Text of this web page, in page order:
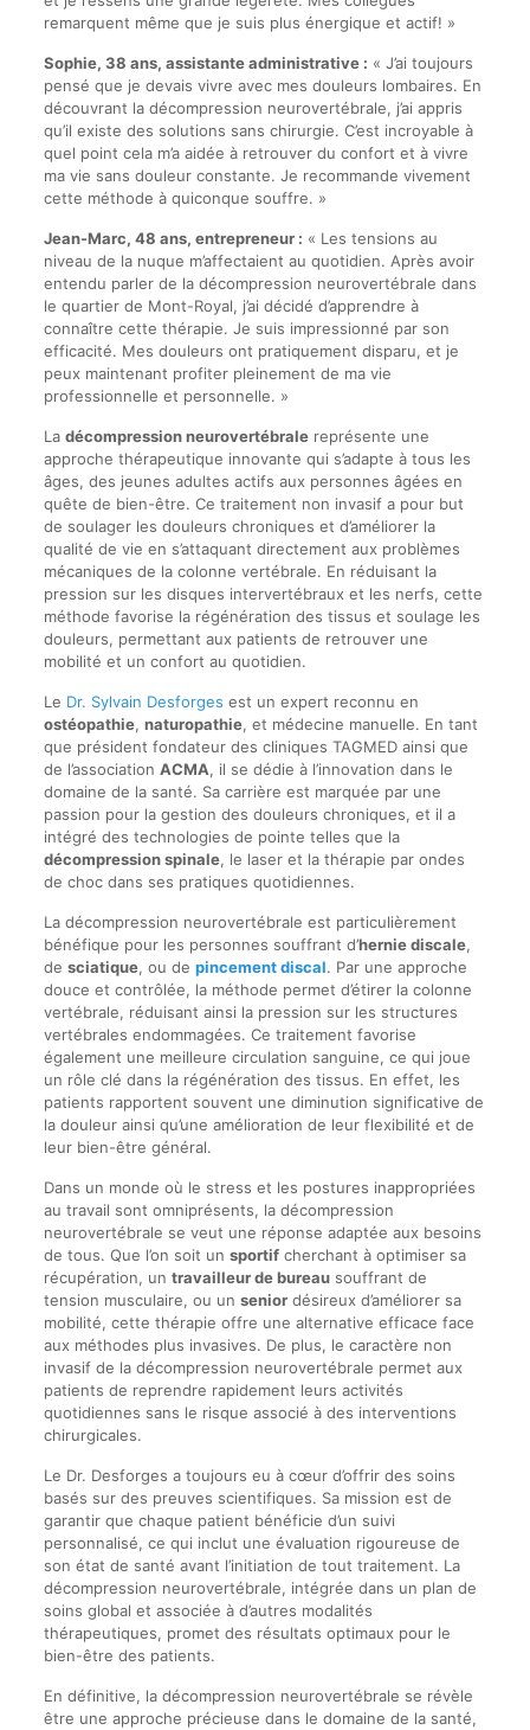
remarquent même que je suis plus énergique et actif! »
Sophie, 38 ans, assistante administrative : « J’ai toujours
pensé que je devais vivre avec mes douleurs lombaires. En
découvrant la décompression neurovertébrale, j’ai appris
qu’il existe des solutions sans chirurgie. C’est incroyable à
quel point cela m’a aidée à retrouver du confort et à vivre
ma vie sans douleur constante. Je recommande vivement
cette méthode à quiconque souffre. »
Jean-Marc, 48 ans, entrepreneur : « Les tensions au
niveau de la nuque m’affectaient au quotidien. Après avoir
entendu parler de la décompression neurovertébrale dans
le quartier de Mont-Royal, j’ai décidé d’apprendre à
connaître cette thérapie. Je suis impressionné par son
efficacité. Mes douleurs ont pratiquement disparu, et je
peux maintenant profiter pleinement de ma vie
professionnelle et personnelle. »
La décompression neurovertébralereprésente une
approche thérapeutique innovante qui s’adapte à tous les
âges, des jeunes adultes actifs aux personnes âgées en
quête de bien-être. Ce traitement non invasif a pour but
de soulager les douleurs chroniques et d’améliorer la
qualité de vie en s’attaquant directement aux problèmes
mécaniques de la colonne vertébrale. En réduisant la
pression sur les disques intervertébraux et les nerfs, cette
méthode favorise la régénération des tissus et soulage les
douleurs, permettant aux patients de retrouver une
mobilité et un confort au quotidien.
Le Dr. Sylvain Desforges est un expert reconnu en
ostéopathie, naturopathie, et médecine manuelle. En tant
que président fondateur des cliniques TAGMED ainsi que
de l’association ACMA, il se dédie à l’innovation dans le
domaine de la santé. Sa carrière est marquée par une
passion pour la gestion des douleurs chroniques, et il a
intégré des technologies de pointe telles que la
décompression spinale, le laser et la thérapie par ondes
de choc dans ses pratiques quotidiennes.
La décompression neurovertébrale est particulièrement
bénéfique pour les personnes souffrant d’hernie discale,
de sciatique, ou de pincement discal. Par une approche
douce et contrôlée, la méthode permet d’étirer la colonne
vertébrale, réduisant ainsi la pression sur les structures
vertébrales endommagées. Ce traitement favorise
également une meilleure circulation sanguine, ce qui joue
un rôle clé dans la régénération des tissus. En effet, les
patients rapportent souvent une diminution significative de
la douleur ainsi qu’une amélioration de leur flexibilité et de
leur bien-être général.
Dans un monde où le stress et les postures inappropriées
au travail sont omniprésents, la décompression
neurovertébrale se veut une réponse adaptée aux besoins
de tous. Que l’on soit un sportifcherchant à optimiser sa
récupération, un travailleur de bureausouffrant de
tension musculaire, ou un seniordésireux d’améliorer sa
mobilité, cette thérapie offre une alternative efficace face
aux méthodes plus invasives. De plus, le caractère non
invasif de la décompression neurovertébrale permet aux
patients de reprendre rapidement leurs activités
quotidiennes sans le risque associé à des interventions
chirurgicales.
Le Dr. Desforges a toujours eu à cœur d’offrir des soins
basés sur des preuves scientifiques. Sa mission est de
garantir que chaque patient bénéficie d’un suivi
personnalisé, ce qui inclut une évaluation rigoureuse de
son état de santé avant l’initiation de tout traitement. La
décompression neurovertébrale, intégrée dans un plan de
soins global et associée à d’autres modalités
thérapeutiques, promet des résultats optimaux pour le
bien-être des patients.
En définitive, la décompression neurovertébrale se révèle
être une approche précieuse dans le domaine de la santé,